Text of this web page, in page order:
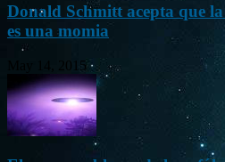
Donald Schmitt acepta que
es una momia
May 14, 2015